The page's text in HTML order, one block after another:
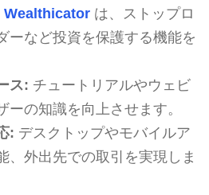
Wealthicatorは、ストップロ
ーなど投資を保護する機能を
ス: チュートリアルやウェビ
ーの知識を向上させます。
: デスクトップやモバイルア
、外出先での取引を実現しま